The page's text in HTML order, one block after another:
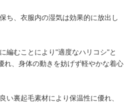
ち、衣服内の湿気は効果的に放出し
編むことにより"適度なハリコシ"と
れ、身体の動きを妨げず軽やかな着心
い裏起毛素材により保温性に優れ、